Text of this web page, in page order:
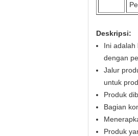
Deskripsi:
Ini adalah
dengan
Jalur
untuk
Produk
Bagian
Produk